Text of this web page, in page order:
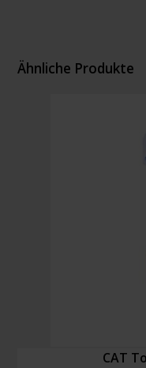
Ähnliche Produkte
CAT